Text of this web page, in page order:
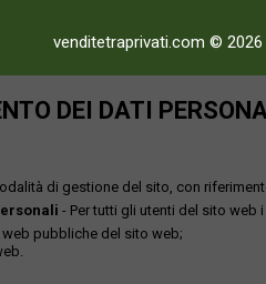
venditetraprivati.com ©
DEI DATI
di gestione del sito, con
- Per tutti gli utenti del sito web
pubbliche del sito web;